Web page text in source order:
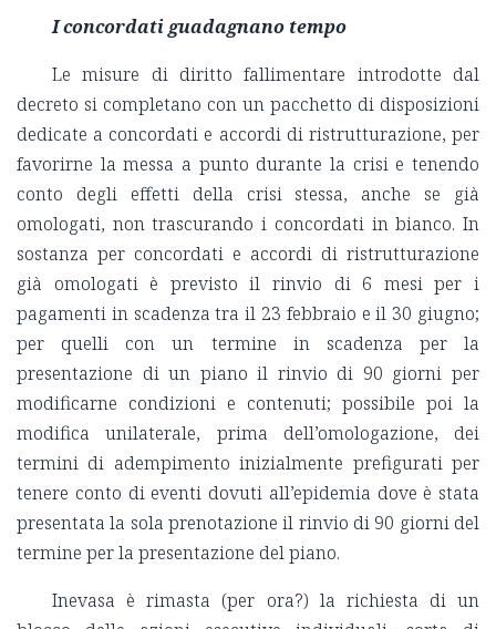
I concordati guadagnano tempo
Le misure di diritto fallimentare introdotte dal
decreto si completano con un pacchetto di disposizioni
dedicate a concordati e accordi di ristrutturazione, per
favorirne la messa a punto durante la crisi e tenendo
conto degli effetti della crisi stessa, anche se già
omologati, non trascurando i concordati in bianco. In
sostanza per concordati e accordi di ristrutturazione
già omologati è previsto il rinvio di 6 mesi per i
pagamenti in scadenza tra il 23 febbraio e il 30 giugno;
per quelli con un termine in scadenza per la
presentazione di un piano il rinvio di 90 giorni per
modificarne condizioni e contenuti; possibile poi la
modifica unilaterale, prima dell’omologazione, dei
termini di adempimento inizialmente prefigurati per
tenere conto di eventi dovuti all’epidemia dove è stata
presentata la sola prenotazione il rinvio di 90 giorni del
termine per la presentazione del piano.
Inevasa è rimasta (per ora?) la richiesta di un